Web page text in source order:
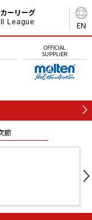
EN
ーリーグ
League
OFFICIAL
SUPPLIER
節